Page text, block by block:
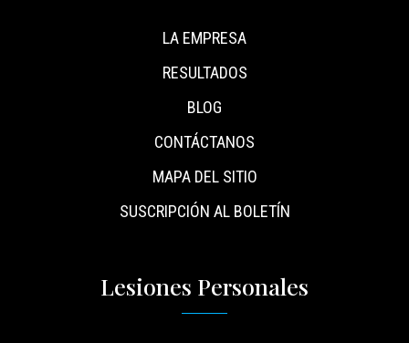
LA EMPRESA
RESULTADOS
BLOG
CONTÁCTANOS
MAPA DEL SITIO
SUSCRIPCIÓN AL BOLETÍN
Lesiones Personales